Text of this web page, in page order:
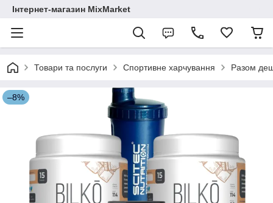
Інтернет-магазин MixMarket
Товари та послуги Спортивне харчування Разом
–8%